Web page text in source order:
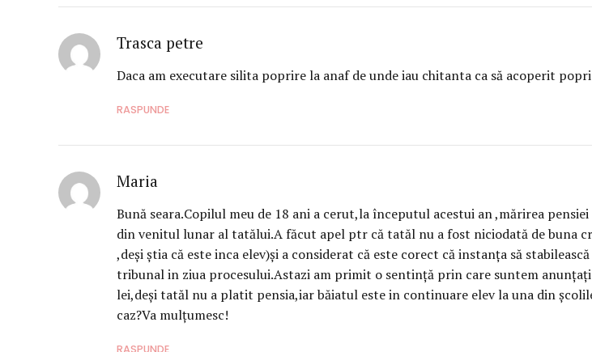
Trasca petre
Daca am executare silita poprire la anaf de unde iau chitanta ca să acoperit
RASPUNDE
Maria
Bună seara.Copilul meu de 18 ani a cerut,la începutul acestui an ,mărirea
din venitul lunar al tatălui.A făcut apel ptr că tatăl nu a fost niciodată de buna
,deși știa că este inca elev)și a considerat că este corect că instanța să
tribunal in ziua procesului.Astazi am primit o sentință prin care suntem
lei,deși tatăl nu a platit pensia,iar băiatul este in continuare elev la una din
caz?Va mulțumesc!